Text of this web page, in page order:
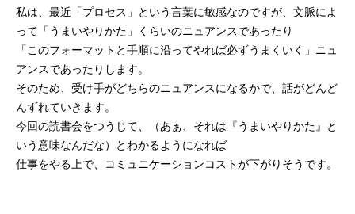
私は、最近「プロセス」という言葉に敏感なのですが、文脈によ
って「うまいやりかた」くらいのニュアンスであったり
「このフォーマットと手順に沿ってやれば必ずうまくいく」ニュ
アンスであったりします。
そのため、受け手がどちらのニュアンスになるかで、話がどんど
んずれていきます。
今回の読書会をつうじて、（あぁ、それは『うまいやりかた』と
いう意味なんだな）とわかるようになれば
仕事をやる上で、コミュニケーションコストが下がりそうです。